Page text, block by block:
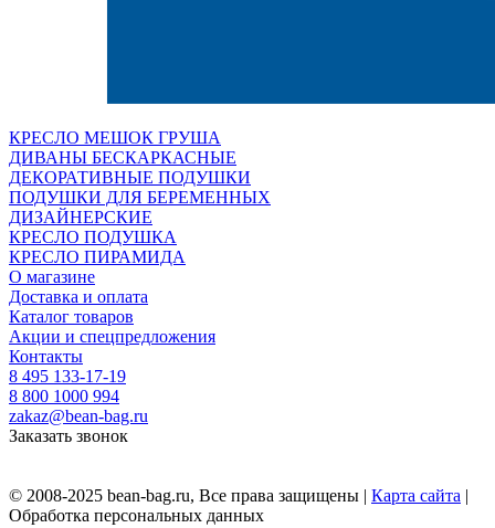
КРЕСЛО МЕШОК ГРУША
ДИВАНЫ БЕСКАРКАСНЫЕ
ДЕКОРАТИВНЫЕ ПОДУШКИ
ПОДУШКИ ДЛЯ БЕРЕМЕННЫХ
ДИЗАЙНЕРСКИЕ
КРЕСЛО ПОДУШКА
КРЕСЛО ПИРАМИДА
О магазине
Доставка и оплата
Каталог товаров
Акции и спецпредложения
Контакты
8 495 133-17-19
8 800 1000 994
zakaz@bean-bag.ru
Заказать звонок
© 2008-2025 bean-bag.ru, Все права защищены | Карта сайта |
Обработка персональных данных